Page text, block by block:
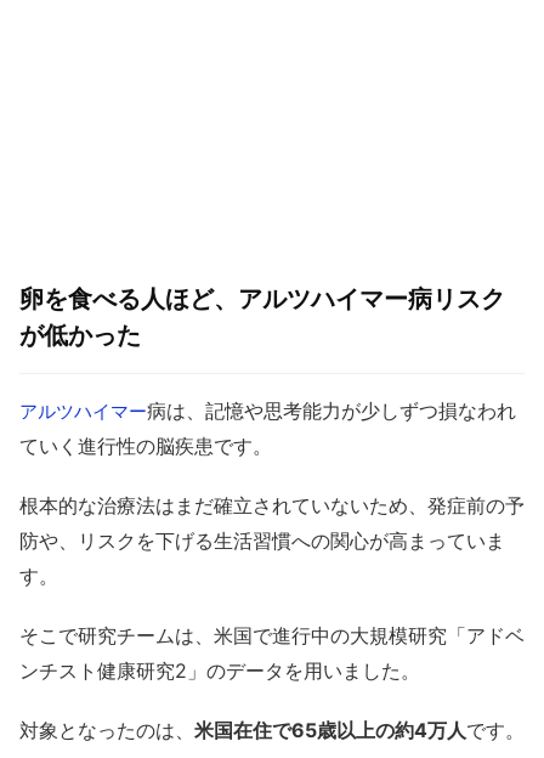
卵を食べる人ほど、アルツハイマー病リスク
が低かった
アルツハイマー病は、記憶や思考能力が少しずつ損なわれ
ていく進行性の脳疾患です。
根本的な治療法はまだ確立されていないため、発症前の予
防や、リスクを下げる生活習慣への関心が高まっていま
す。
そこで研究チームは、米国で進行中の大規模研究「アドベ
ンチスト健康研究2」のデータを用いました。
対象となったのは、 米国在住で65歳以上の約4万人です。